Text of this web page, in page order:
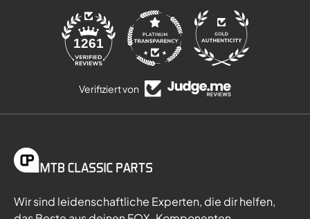
1261
Verifiziert von
Wir sind leidenschaftliche Experten, die dir helfen,